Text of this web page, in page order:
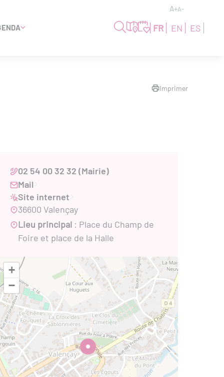
FR EN ES
A+A-
Imprimer
02 54 00 32 32 (Mairie)
Mail
Site internet
36600 Valençay
Lieu principal : Place du Champ de
Foire et place de la Halle
+
−